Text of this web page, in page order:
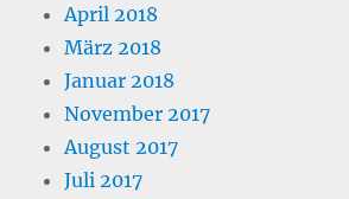
April 2018
März 2018
Januar 2018
November 2017
August 2017
Juli 2017